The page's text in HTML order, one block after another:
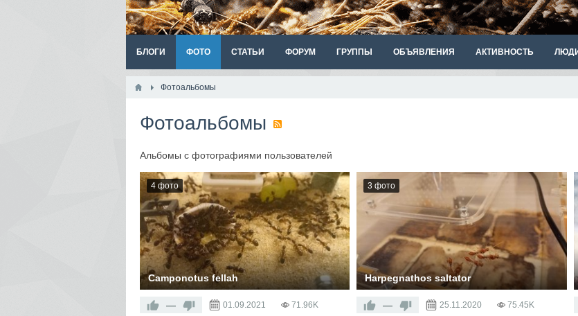
БЛОГИ ФОТО СТАТЬИ ФОРУМ ГРУППЫ ОБЪЯВЛЕНИЯ АКТИВНОСТЬ
Фотоальбомы
Фотоальбомы
Альбомы с фотографиями пользователей
4 фото
Camponotus fellah
— 01.09.2021
71.96K
3 фото
Harpegnathos saltator
— 25.11.2020
75.45K